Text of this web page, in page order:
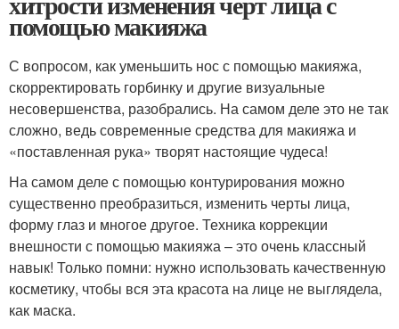
помощью макияжа
С вопросом, как уменьшить нос с помощью макияжа,
скорректировать горбинку и другие визуальные
несовершенства, разобрались. На самом деле это не так
сложно, ведь современные средства для макияжа и
«поставленная рука» творят настоящие чудеса!
На самом деле с помощью контурирования можно
существенно преобразиться, изменить черты лица,
форму глаз и многое другое. Техника коррекции
внешности с помощью макияжа – это очень классный
навык! Только помни: нужно использовать качественную
косметику, чтобы вся эта красота на лице не выглядела,
как маска.